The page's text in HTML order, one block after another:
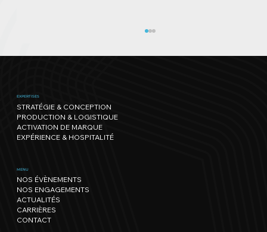
beaux parcours s'offre une édition
record !
EXPERTISES
STRATÉGIE & CONCEPTION
PRODUCTION & LOGISTIQUE
ACTIVATION DE MARQUE
EXPÉRIENCE & HOSPITALITÉ
MENU
NOS ÉVÈNEMENTS
NOS ENGAGEMENTS
ACTUALITÉS
CARRIÈRES
CONTACT